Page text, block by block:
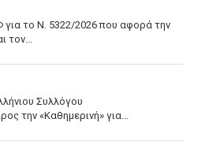
για το Ν. 5322/2026 που αφορά την
Συλλόγου
την «Καθημερινή» για...